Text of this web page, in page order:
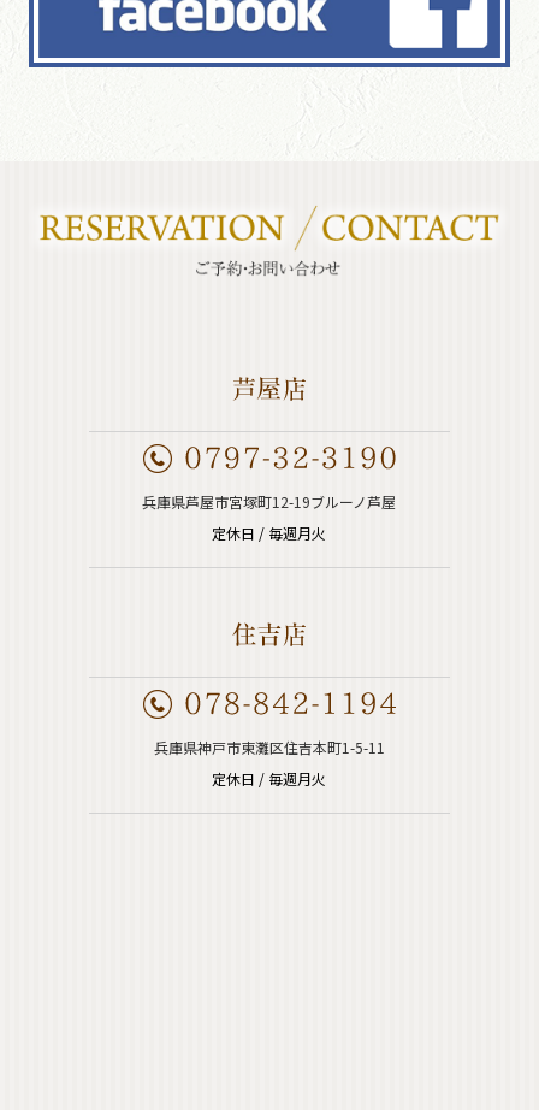
兵庫県芦屋市宮塚町12-19ブルーノ芦屋
定休日 / 毎週月火
兵庫県神戸市東灘区住吉本町1-5-11
定休日 / 毎週月火